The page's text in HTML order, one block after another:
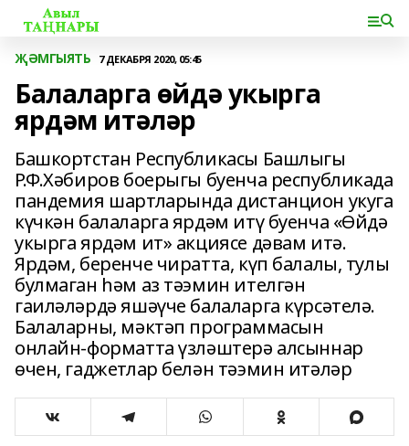
ҖӘМГЫЯТЬ 7 ДЕКАБРЯ 2020, 05:45
Балаларга өйдә укырга
ярдәм итәләр
Башкортстан Республикасы Башлыгы
Р.Ф.Хәбиров боерыгы буенча республикада
пандемия шартларында дистанцион укуга
күчкән балаларга ярдәм итү буенча «Өйдә
укырга ярдәм ит» акциясе дәвам итә.
Ярдәм, беренче чиратта, күп балалы, тулы
булмаган һәм аз тәэмин ителгән
гаиләләрдә яшәүче балаларга күрсәтелә.
Балаларны, мәктәп программасын
онлайн-форматта үзләштерә алсыннар
өчен, гаджетлар белән тәэмин итәләр